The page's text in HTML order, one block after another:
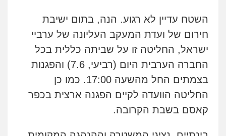
השטח עדיין לא רגוע. הנה, בתום ישיבת
חירום של ועדת המעקב העליונה של ערביי
ישראל, החליטה זו על שביתה כללית בכל
החברה הערבית היום (רביעי, 7.6) והפגנות
בצמתים החל מהשעה 17:00. כמו כן
החליטה הוועדה לקיים הפגנה ארצית בכפר
קאסם בשבת הקרובה.
מרכז התחלה חדשה
אסירים עבירות מין שירותים מקצועיים
לעורכי דין
0544500346
מאיה בלום, עו"ס, טיפול ושיקום
טיפול בהתמכרויות שירותים מקצועיים
לעורכי דין
0504062539